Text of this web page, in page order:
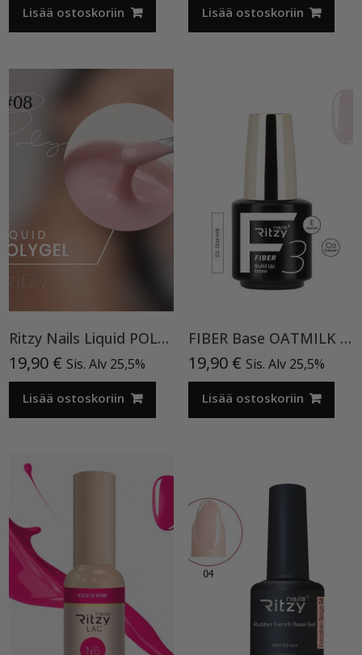
Lisää ostoskoriin Lisää ostoskoriin
Ritzy Nails Liquid POLYGEL 08 TPO vapaa
19,90 € Sis. Alv 25,5%
Lisää ostoskoriin
FIBER Base OATMILK 03 TPO vapaa
19,90 € Sis. Alv 25,5%
Lisää ostoskoriin